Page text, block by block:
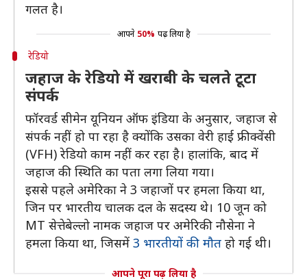
गलत है।
आपने 50% पढ़ लिया है
रेडियो
जहाज के रेडियो में खराबी के चलते टूटा
संपर्क
फॉरवर्ड सीमेन यूनियन ऑफ इंडिया के अनुसार, जहाज से
संपर्क नहीं हो पा रहा है क्योंकि उसका वेरी हाई फ्रीक्वेंसी
(VFH) रेडियो काम नहीं कर रहा है। हालांकि, बाद में
जहाज की स्थिति का पता लगा लिया गया।
इससे पहले अमेरिका ने 3 जहाजों पर हमला किया था,
जिन पर भारतीय चालक दल के सदस्य थे। 10 जून को
MT सेत्तेबेल्लो नामक जहाज पर अमेरिकी नौसेना ने
हमला किया था, जिसमें 3 भारतीयों की मौत हो गई थी।
आपने पूरा पढ़ लिया है